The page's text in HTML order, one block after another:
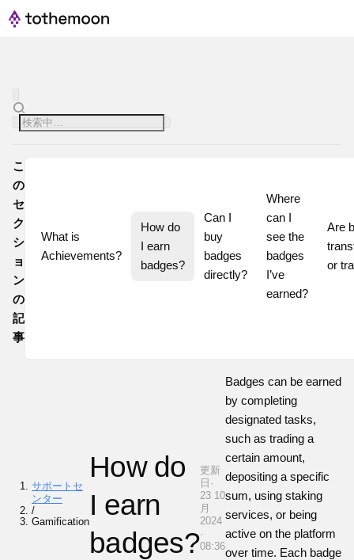
こ
の
セ
ク
シ
ョ
ン
の
記
事
What is
Achievements?
How do
I earn
badges?
Can I
buy
badges
directly?
Where
can I
see the
badges
I’ve
earned?
Are
or
サポートセ
ンター
/
Gamification
How do
I earn
badges?
更新
日·
23 10
月
2024
·
08:36
Badges can be earned
by completing
designated tasks,
such as trading a
certain amount,
depositing a specific
sum, using staking
services, or being
active on the platform
over time. Each badge